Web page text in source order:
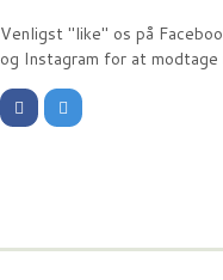
Venligst "like" os på
og Instagram for at